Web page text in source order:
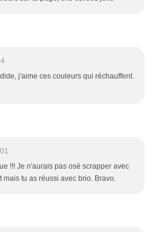
j'aime ces couleurs qui réchauffent.
!!! Je n'aurais pas osé scrapper avec
mais tu as réussi avec brio. Bravo.